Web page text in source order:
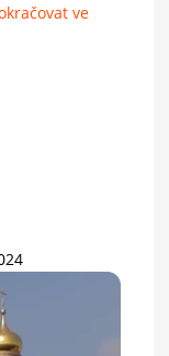
ve